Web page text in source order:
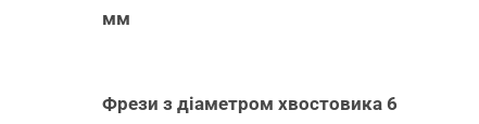
мм
Фрези з діаметром хвостовика 6